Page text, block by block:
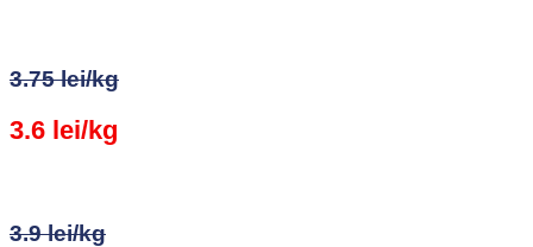
3.75 lei/kg
3.6 lei/kg
3.9 lei/kg